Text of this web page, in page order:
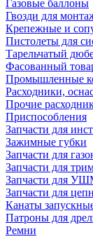
Газовые баллоны
Гвозди для
Крепежные и
Пистолеты для
Тарельчатый
Фасованный
Промышленные
Расходники,
Прочие
Приспособления
Запчасти для
Зажимные губки
Запчасти для
Запчасти для
Запчасти для
Запчасти для
Канаты
Патроны для
Ремни